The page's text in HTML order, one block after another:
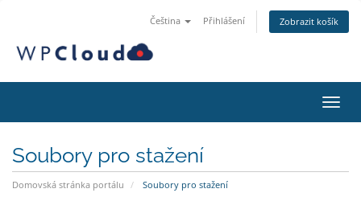
Čeština Přihlášení Zobrazit košík
Soubory pro stažení
Domovská stránka portálu Soubory pro stažení